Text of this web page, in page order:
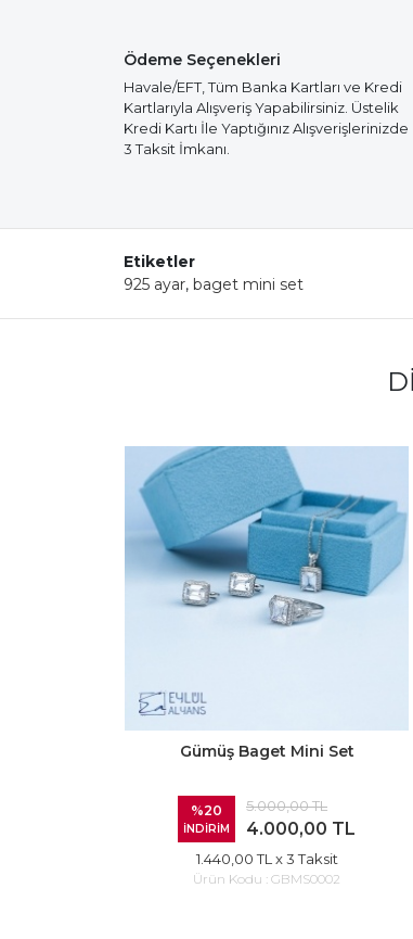
Ödeme Seçenekleri
Havale/EFT, Tüm Banka Kartları ve Kredi
Kartlarıyla Alışveriş Yapabilirsiniz. Üstelik
Kredi Kartı İle Yaptığınız Alışverişlerinizde
3 Taksit İmkanı.
Etiketler
925 ayar, baget mini set
Gümüş Baget Mini Set
%20
İNDİRİM
5.000,00 TL
4.000,00 TL
1.440,00 TL x 3 Taksit
Ürün Kodu : GBMS0002